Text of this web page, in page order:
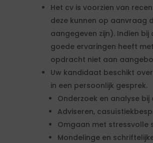
Het cv is voorzien van
deze kunnen op aanvraag
aangegeven zijn). Indien
goede ervaringen heeft
opdracht niet aan
Uw kandidaat beschikt
in een persoonlijk gesprek.
Onderzoek en analyse
Adviseren,
Omgaan met stressvolle
Mondelinge en